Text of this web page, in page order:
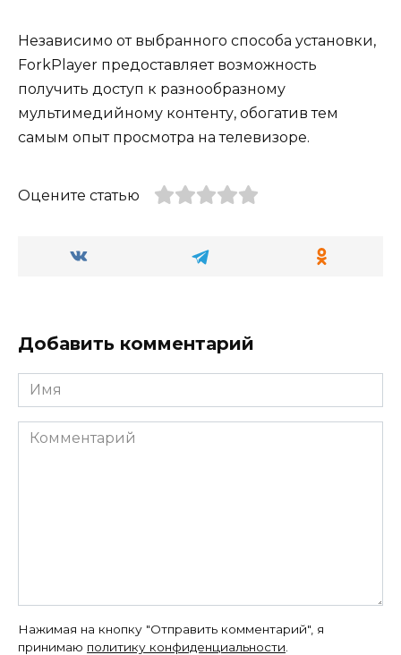
Независимо от выбранного способа установки,
ForkPlayer предоставляет возможность
получить доступ к разнообразному
мультимедийному контенту, обогатив тем
самым опыт просмотра на телевизоре.
Оцените статью
Добавить комментарий
Имя
Комментарий
Нажимая на кнопку "Отправить комментарий", я
принимаю политику конфиденциальности